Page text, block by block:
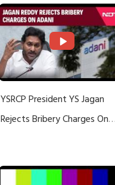
YSRCP President YS Jagan
Rejects Bribery Charges On